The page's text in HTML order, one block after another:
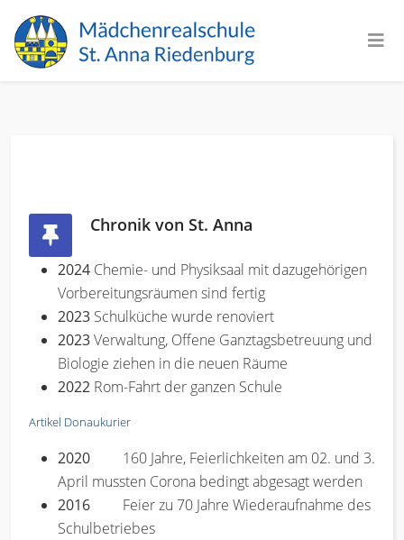
Chronik von St. Anna
2024 Chemie- und Physiksaal mit dazugehörigen
Vorbereitungsräumen sind fertig
2023 Schulküche wurde renoviert
2023Verwaltung, Offene Ganztagsbetreuung und
Biologie ziehen in die neuen Räume
2022 Rom-Fahrt der ganzen Schule
Artikel Donaukurier
2020
160 Jahre, Feierlichkeiten am 02. und 3.
April mussten Corona bedingt abgesagt werden
2016 Feier zu 70 Jahre Wiederaufnahme des
Schulbetriebes